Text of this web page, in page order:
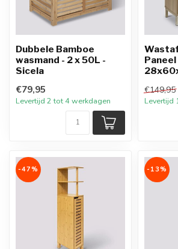
Dubbele Bamboe
wasmand - 2 x 50L -
Sicela
€79,95
Levertijd 2 tot 4 werkdagen
€149,95
Levertijd
-47% -13%